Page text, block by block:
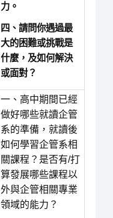
力。
四、請問你遇過最
大的困難或挑戰是
什麼，及如何解決
或面對？
一、高中期間已經
做好哪些就讀企管
系的準備，就讀後
如何學習企管系相
關課程？是否有/打
算發展哪些課程以
外與企管相關專業
領域的能力？